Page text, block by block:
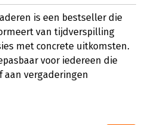
is een bestseller die
van tijdverspilling
met concrete uitkomsten.
voor iedereen die
aan vergaderingen